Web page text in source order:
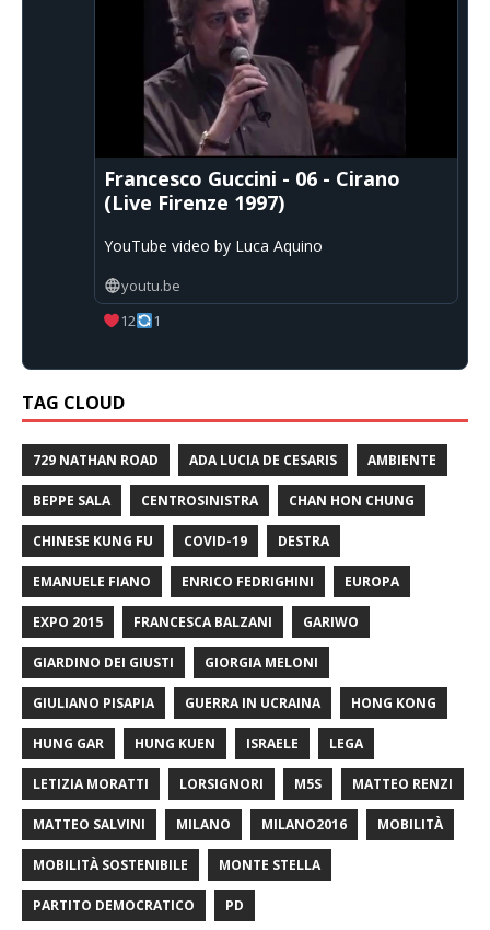
Francesco Guccini - 06 - Cirano
(Live Firenze 1997)
YouTube video by Luca Aquino
youtu.be
12
1
TAG CLOUD
729 NATHAN ROAD ADA LUCIA DE CESARIS AMBIENTE
BEPPE SALA CENTROSINISTRA CHAN HON CHUNG
CHINESE KUNG FU COVID-19 DESTRA
EMANUELE FIANO ENRICO FEDRIGHINI EUROPA
EXPO 2015 FRANCESCA BALZANI GARIWO
GIARDINO DEI GIUSTI GIORGIA MELONI
GIULIANO PISAPIA GUERRA IN UCRAINA HONG KONG
HUNG GAR HUNG KUEN ISRAELE LEGA
LETIZIA MORATTI LORSIGNORI M5S MATTEO RENZI
MATTEO SALVINI MILANO MILANO2016 MOBILITÀ
MOBILITÀ SOSTENIBILE MONTE STELLA
PARTITO DEMOCRATICO PD